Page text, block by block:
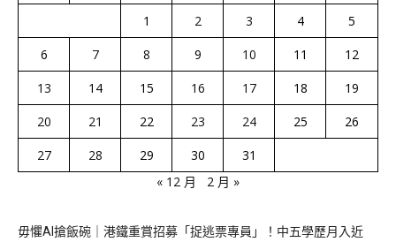
1 2 3 4
5
6
7 8 9 10 11
12
13
14 15 16 17 18
19
20
21 22 23 24 25
26
27
28 29 30
31
« 12 月
2 月 »
毋懼AI搶飯碗｜港鐵重賞招募「捉逃票專員」！中五學歷月入近